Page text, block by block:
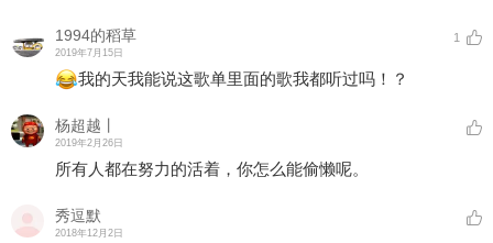
1994的稻草
2019年7月15日
1
我的天我能说这歌单里面的歌我都听过吗！？
杨超越丨
2019年2月26日
所有人都在努力的活着，你怎么能偷懒呢。
秀逗默
2018年12月2日